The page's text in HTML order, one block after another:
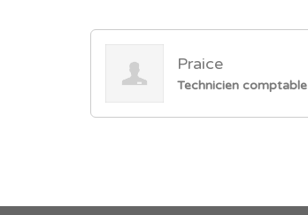
Praice
Technicien comptable